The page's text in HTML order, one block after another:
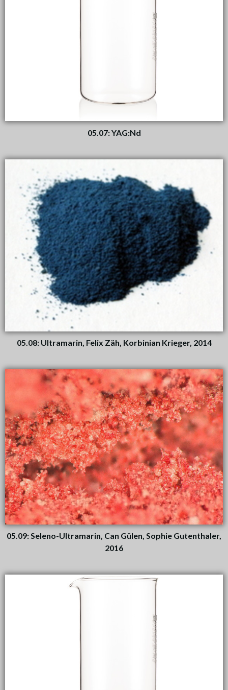
05.07: YAG:Nd
05.08: Ultramarin, Felix Zäh, Korbinian Krieger, 2014
05.09: Seleno-Ultramarin, Can Gülen, Sophie Gutenthaler,
2016